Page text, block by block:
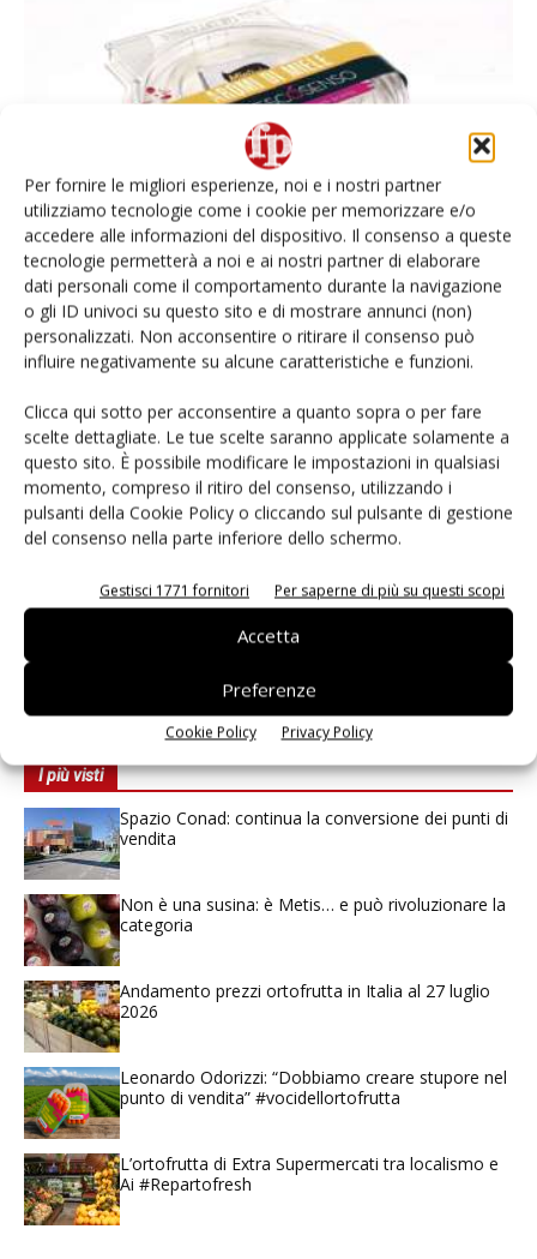
Per fornire le migliori esperienze, noi e i nostri partner
utilizziamo tecnologie come i cookie per memorizzare e/o
accedere alle informazioni del dispositivo. Il consenso a queste
tecnologie permetterà a noi e ai nostri partner di elaborare
dati personali come il comportamento durante la navigazione
o gli ID univoci su questo sito e di mostrare annunci (non)
personalizzati. Non acconsentire o ritirare il consenso può
influire negativamente su alcune caratteristiche e funzioni.
Clicca qui sotto per acconsentire a quanto sopra o per fare
scelte dettagliate. Le tue scelte saranno applicate solamente a
questo sito. È possibile modificare le impostazioni in qualsiasi
momento, compreso il ritiro del consenso, utilizzando i
pulsanti della Cookie Policy o cliccando sul pulsante di gestione
del consenso nella parte inferiore dello schermo.
Gestisci 1771 fornitori Per saperne di più su questi scopi
Accetta
Preferenze
Cookie Policy Privacy Policy
Fresco Senso compie dieci anni con
numeri da record
Daniele Colombo 4 Luglio 2019
E-Magazine
Abbonati
Edicola Web
Iscriviti alla
newsletter
I più visti
Spazio Conad: continua la conversione dei punti di
vendita
Non è una susina: è Metis… e può rivoluzionare la
categoria
Andamento prezzi ortofrutta in Italia al 27 luglio
2026
Leonardo Odorizzi: “Dobbiamo creare stupore nel
punto di vendita” #vocidellortofrutta
L’ortofrutta di Extra Supermercati tra localismo e
Ai #Repartofresh